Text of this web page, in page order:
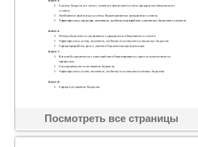
Посмотреть все страницы